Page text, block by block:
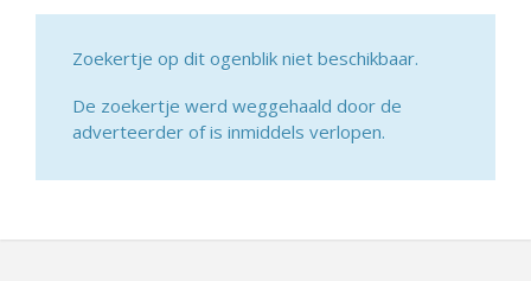
Zoekertje op dit ogenblik niet beschikbaar.
De zoekertje werd weggehaald door de
adverteerder of is inmiddels verlopen.